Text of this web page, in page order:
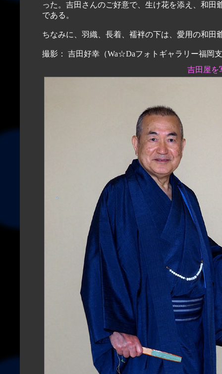
った。吉田さんのご好意で、生け花を添え、和
である。
ちなみに、羽織、長着、襦袢の下は、愛用の和田
撮影： 吉田好幸（Wa☆Daフォトギャラリー福岡
吉田屋を